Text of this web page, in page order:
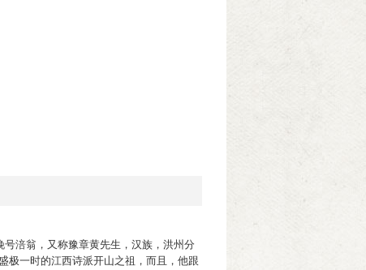
涪翁，又称豫章黄先生，汉族，洪州分
极一时的江西诗派开山之祖，而且，他跟